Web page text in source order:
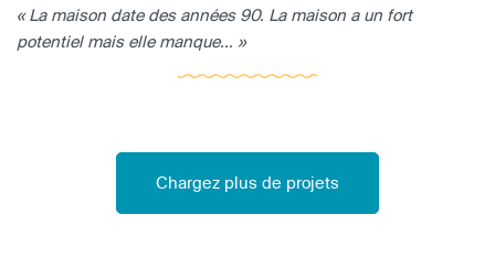
« La maison date des années 90. La maison a un fort
potentiel mais elle manque... »
Chargez plus de projets